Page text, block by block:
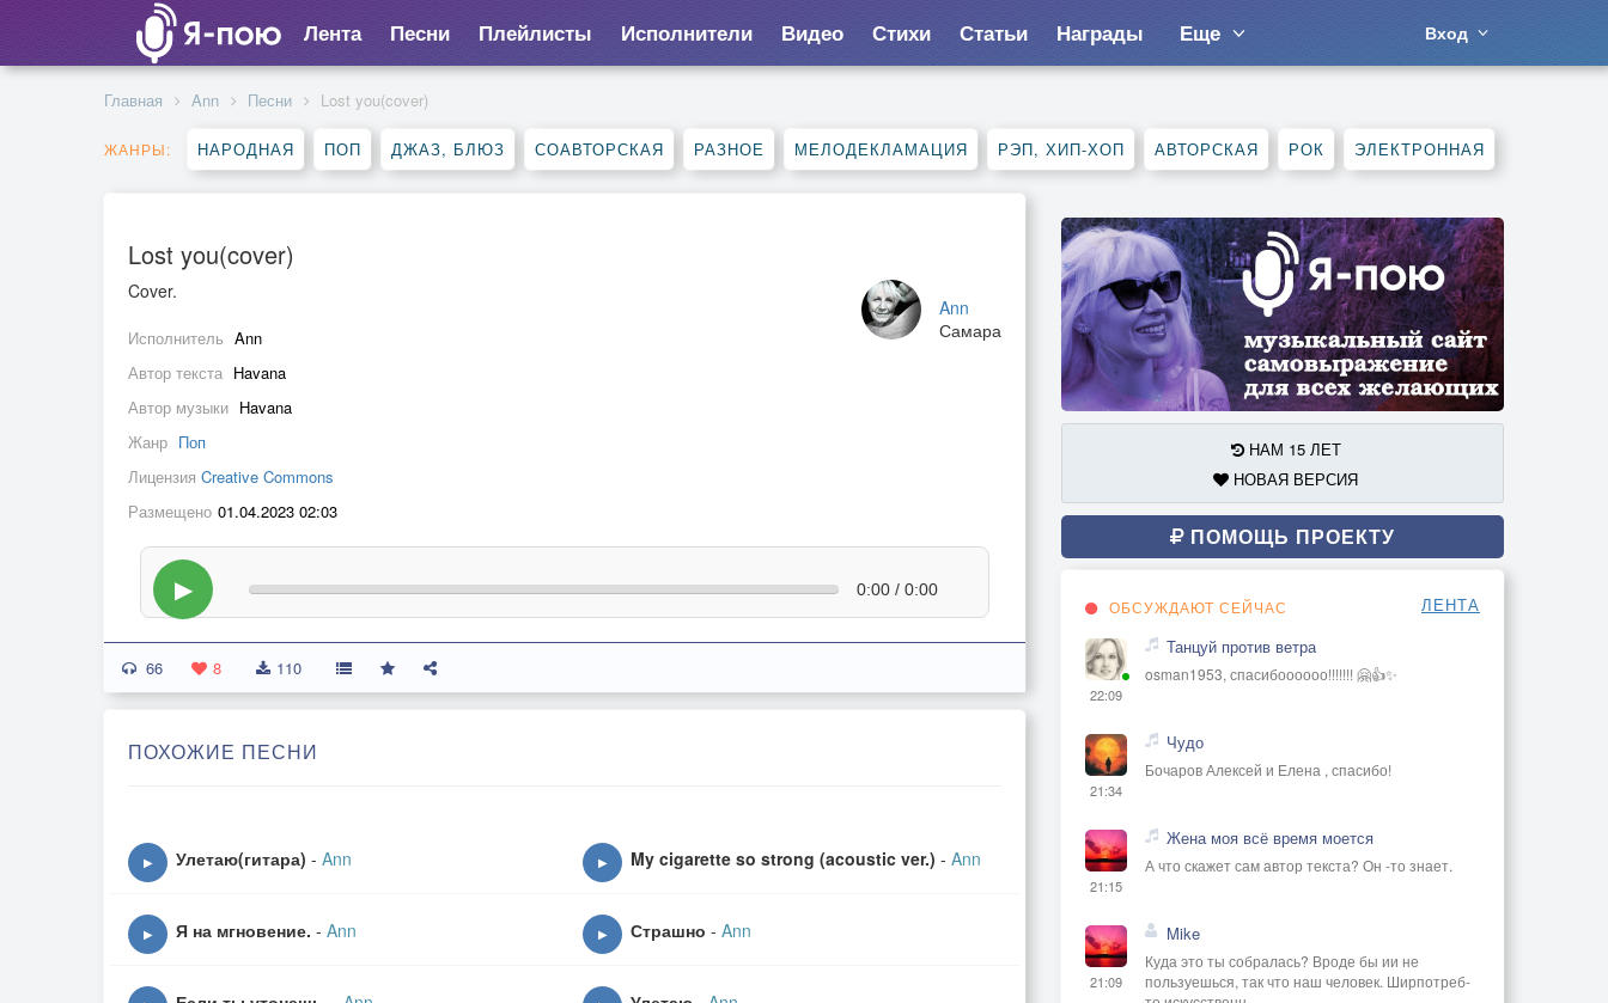
Лента Песни Плейлисты Исполнители Видео Стихи Статьи Награды Еще Вход
Главная Ann Песни Lost you(cover)
ЖАНРЫ: НАРОДНАЯ ПОП ДЖАЗ, БЛЮЗ СОАВТОРСКАЯ РАЗНОЕ МЕЛОДЕКЛАМАЦИЯ РЭП, ХИП-ХОП АВТОРСКАЯ РОК ЭЛЕКТРОННАЯ
Lost you(cover)
Ann
Самара
Cover.
Исполнитель Ann
Автор текста Havana
Автор музыки Havana
Жанр Поп
Лицензия Creative Commons
Размещено 01.04.2023 02:03
▶ 0:00 / 0:00
66 8 110
ПОХОЖИЕ ПЕСНИ
▶ Улетаю(гитара) - Ann ▶ My cigarette so strong (acoustic ver.) - Ann
▶ Я на мгновение. - Ann ▶ Страшно - Ann
НАМ 15 ЛЕТ
НОВАЯ ВЕРСИЯ
ПОМОЩЬ ПРОЕКТУ
ОБСУЖДАЮТ СЕЙЧАС ЛЕНТА
22:09
Танцуй против ветра
osman1953, спасибоооооо!!!!!!! 🤗👍✨
21:34
Чудо
Бочаров Алексей и Елена , спасибо!
21:15
Жена моя всё время моется
А что скажет сам автор текста? Он -то знает.
21:09
Mike
Куда это ты собралась? Вроде бы ии не
пользуешься, так что наш человек. Ширпотреб-